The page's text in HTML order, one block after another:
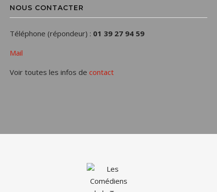
NOUS CONTACTER
Téléphone (répondeur) : 01 39 27 94 59
Mail
Voir toutes les infos de contact